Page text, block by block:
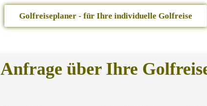
Golfreiseplaner - für Ihre individuelle Golfreise
Anfrage über Ihre